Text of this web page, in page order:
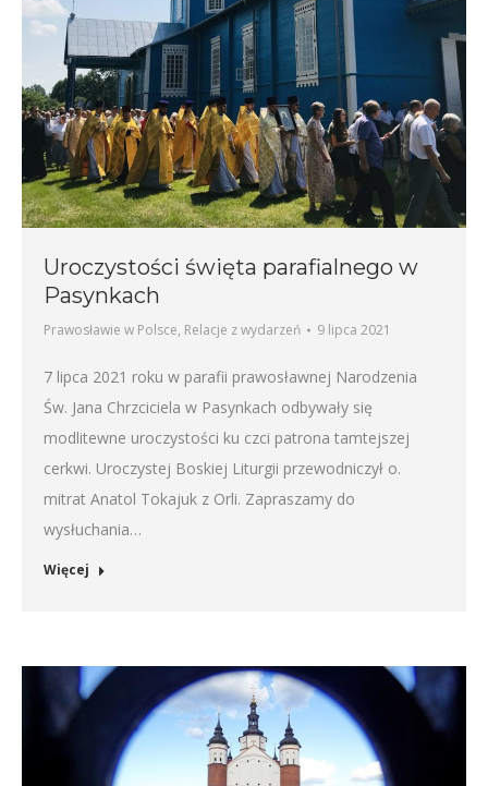
Uroczystości święta parafialnego w
Pasynkach
Prawosławie w Polsce, Relacje z wydarzeń 9 lipca 2021
7 lipca 2021 roku w parafii prawosławnej Narodzenia
Św. Jana Chrzciciela w Pasynkach odbywały się
modlitewne uroczystości ku czci patrona tamtejszej
cerkwi. Uroczystej Boskiej Liturgii przewodniczył o.
mitrat Anatol Tokajuk z Orli. Zapraszamy do
wysłuchania…
Więcej